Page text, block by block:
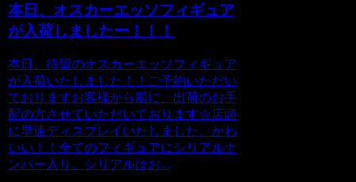
本日、オスカーエッソフィギュア
が入荷しましたー！！！
本日、待望のオスカーエッソフィギュア
が入荷いたしました！！ご予約いただい
ておりますお客様から順に、出荷のお手
配の方させていただいております☆店頭
に早速ディスプレイいたしました。かわ
いい！！全てのフィギュアにシリアルナ
ンバー入り。シリアルはお...